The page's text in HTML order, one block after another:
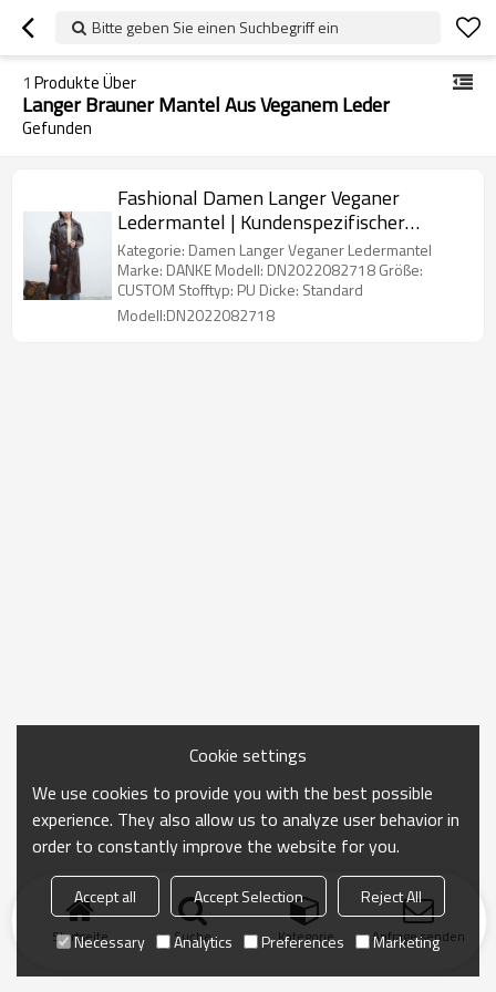
Bitte geben Sie einen Suchbegriff ein
1 Produkte Über
Langer Brauner Mantel Aus Veganem Leder
Gefunden
Fashional Damen Langer Veganer
Ledermantel | Kundenspezifischer
Hersteller von Veganen Ledermänteln
Kategorie: Damen Langer Veganer Ledermantel
Marke: DANKE Modell: DN2022082718 Größe:
CUSTOM Stofftyp: PU Dicke: Standard
Modell:DN2022082718
Startseite Suche Kategorie Anfrage senden
Cookie settings
We use cookies to provide you with the best possible
experience. They also allow us to analyze user behavior in
order to constantly improve the website for you.
Accept all Accept Selection
Reject All
Necessary
Analytics Preferences Marketing